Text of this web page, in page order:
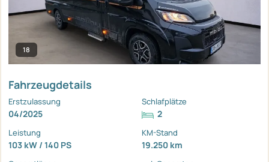
18
Fahrzeugdetails
Erstzulassung
04/2025
Schlafplätze
2
Leistung
103 kW / 140 PS
KM-Stand
19.250 km